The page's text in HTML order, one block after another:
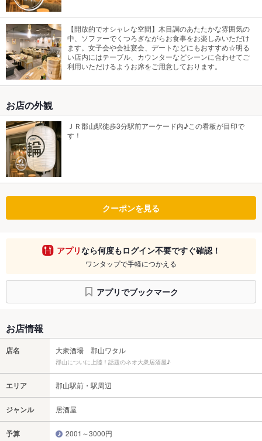
【開放的でオシャレな空間】木目調のあたたかな雰囲気の
中、ソファーでくつろぎながらお食事をお楽しみいただけ
ます。女子会や会社宴会、デートなどにもおすすめ☆明る
い店内にはテーブル、カウンターなどシーンに合わせてご
利用いただけるようお席をご用意しております。
お店の外観
ＪＲ郡山駅徒歩3分駅前アーケード内♪この看板が目印で
す！
クーポンを見る
アプリなら何度もログイン不要ですぐ確認！
ワンタップで手軽につかえる
アプリでブックマーク
お店情報
店名 大衆酒場 郡山ワタル
郡山についに上陸！話題のネオ大衆居酒屋♪
エリア 郡山駅前・駅周辺
ジャンル 居酒屋
予算 2001～3000円